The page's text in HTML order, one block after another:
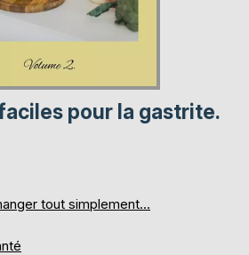
pour la gastrite.
tout simplement...